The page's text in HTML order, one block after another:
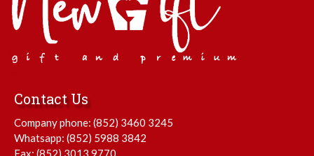
Contact Us
Company phone: (852) 3460 3245
Whatsapp: (852) 5988 3842
Fax: (852) 3013 9770